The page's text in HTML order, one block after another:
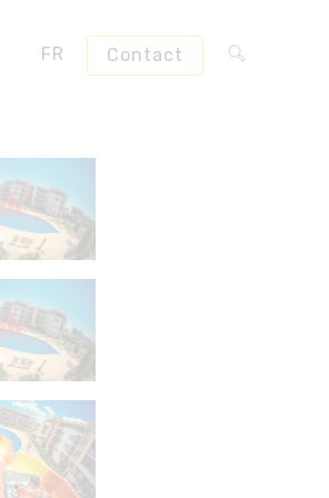
FR Contact